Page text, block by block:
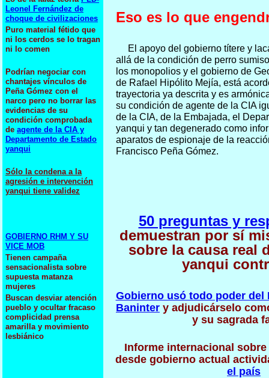
Leonel Fernández de
choque de civilizaciones
Puro material fétido que
ni los cerdos se lo tragan
ni lo comen
Podrían negociar con
chantajes vínculos de
Peña Gómez con el
narco pero no borrar las
evidencias de su
condición comprobada
de agente de la CIA y
Departamento de Estado
yanqui
Sólo la condena a la
agresión e intervención
yanqui tiene validez
GOBIERNO RHM Y SU
VICE MOB
Tienen campaña
sensacionalista sobre
supuesta matanza
mujeres
Buscan desviar atención
pueblo y ocultar fracaso
complicidad prensa
amarilla y movimiento
lesbiánico
Eso es lo que
El apoyo del gobierno títere y
allá de la condición de perro
los monopolios y el gobierno de
de Rafael Hipólito Mejía, está
trayectoria ya descrita y es
su condición de agente de la CIA
de la CIA, de la Embajada, el
yanqui y tan degenerado como
aparatos de espionaje de la
Francisco Peña Gómez.
50 preguntas y
demuestran por sí
sobre la causa real
yanqui
Gobierno usó todo poder del
Baninter y adjudicárselo
y su sagrada
Informe internacional
desde gobierno actual
el país